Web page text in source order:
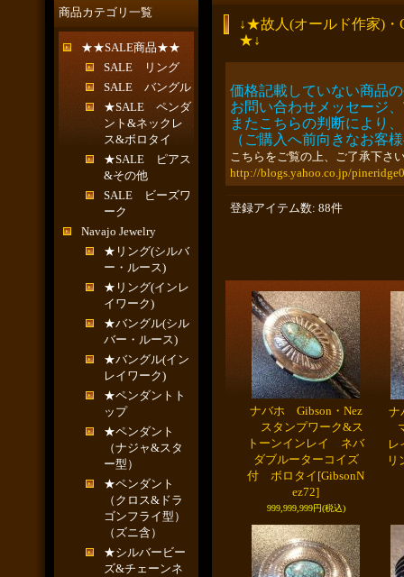
商品カテゴリ一覧
★★SALE商品★★
SALE リング
SALE バングル
★SALE ペンダ
ント&ネックレ
ス&ボロタイ
★SALE ピアス
&その他
SALE ビーズワ
ーク
Navajo Jewelry
★リング(シルバ
ー・ルース)
★リング(インレ
イワーク)
★バングル(シル
バー・ルース)
★バングル(イン
レイワーク)
★ペンダントト
ップ
★ペンダント
（ナジャ&スタ
ー型）
★ペンダント
（クロス&ドラ
ゴンフライ型）
（ズニ含）
★シルバービー
ズ&チェーンネ
↓★故人(オールド作家)・
★↓
価格記載していない商品
お問い合わせメッセージ
またこちらの判断により
（ご購入へ前向きなお客
こちらをご覧の上、ご了承下
http://blogs.yahoo.co.jp/
登録アイテム数: 88件
ナバホ Gibson・Nez
スタンプワーク&ス
トーンインレイ ネバ
ダブルーターコイズ
付 ボロタイ [GibsonN
ez72]
999,999,999円(税込)
ナ
リ